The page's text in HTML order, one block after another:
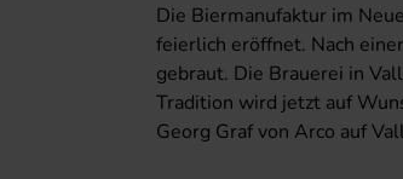
Die Biermanufaktur im
feierlich eröffnet. Nach
gebraut. Die Brauerei in
Tradition wird jetzt auf
Georg Graf von Arco auf